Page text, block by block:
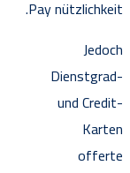
Pay nützlichkeit.
Jedoch
Dienstgrad-
und Credit-
Karten
offerte